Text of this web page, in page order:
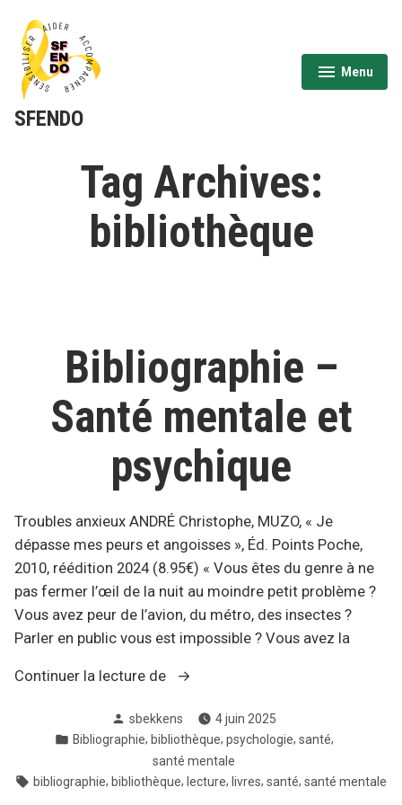
contenu
SFENDO
Menu
expanded
collapsed
Tag Archives:
bibliothèque
Bibliographie –
Santé mentale et
psychique
Troubles anxieux ANDRÉ Christophe, MUZO, « Je
dépasse mes peurs et angoisses », Éd. Points Poche,
2010, réédition 2024 (8.95€) « Vous êtes du genre à ne
pas fermer l’œil de la nuit au moindre petit problème ?
Vous avez peur de l’avion, du métro, des insectes ?
Parler en public vous est impossible ? Vous avez la
Continuer la lecture de
« Bibliographie
Santé
mentale
et
psychique »
Posté
par
sbekkens
4 juin 2025
Posté
Bibliographie, bibliothèque, psychologie, santé,
santé mentale
Tags:
bibliographie, bibliothèque, lecture, livres, santé, santé mentale